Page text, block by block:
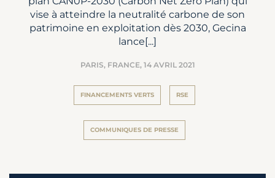
vise à atteindre la neutralité carbone de son
patrimoine en exploitation dès 2030, Gecina
lance[...]
PARIS, FRANCE, 14 AVRIL 2021
FINANCEMENTS VERTS RSE
COMMUNIQUES DE PRESSE